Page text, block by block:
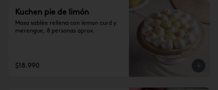
Kuchen pie de limón
Masa sablée rellena con lemon curd y
merengue, 8 personas aprox.
$18.990